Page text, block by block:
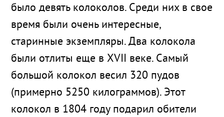
было девять колоколов. Среди них в свое
время были очень интересные,
старинные экземпляры. Два колокола
были отлиты еще в XVII веке. Самый
большой колокол весил 320 пудов
(примерно 5250 килограммов). Этот
колокол в 1804 году подарил обители